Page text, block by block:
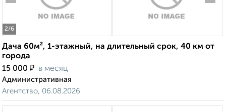
2/6
Дача 60м², 1-этажный, на длительный срок, 40 км от
города
15 000 ₽ в месяц
Административная
Агентство, 06.08.2026